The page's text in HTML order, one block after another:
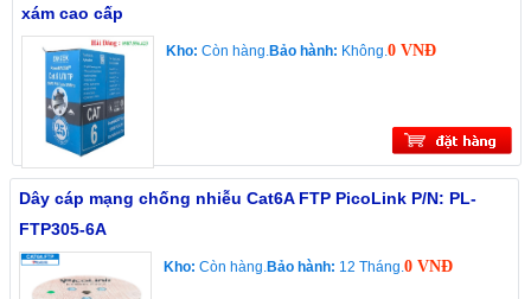
xám cao cấp
Kho: Còn hàng.Bảo hành: Không.0 VNĐ
Dây cáp mạng chống nhiễu Cat6A FTP PicoLink P/N: PL-
FTP305-6A
Kho: Còn hàng.Bảo hành: 12 Tháng.0 VNĐ